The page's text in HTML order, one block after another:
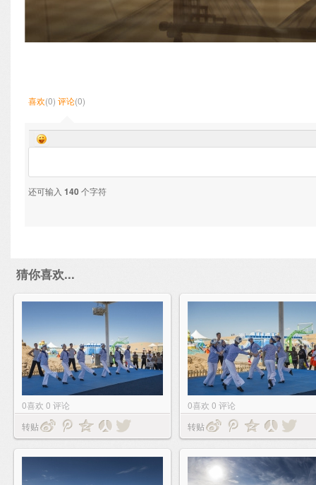
喜欢(0) 评论(0)
还可输入 140个字符
猜你喜欢...
0喜欢 0 评论
转贴
0喜欢 0 评论
转贴